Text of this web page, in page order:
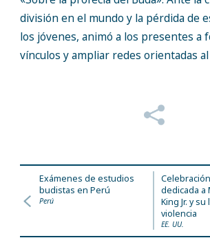
división en el mundo y la pérdida de
los jóvenes, animó a los presentes a
vínculos y ampliar redes orientadas
Exámenes de estudios
budistas en Perú
Perú
dedicada a
King Jr. y
violencia
EE. UU.